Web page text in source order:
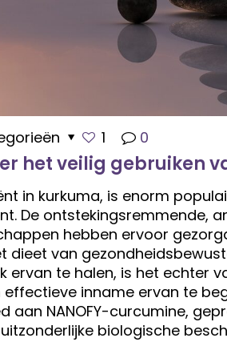
1 0
het veilig gebruiken
in kurkuma, is enorm
De ontstekingsremmende,
hebben ervoor
dieet van
ervan te halen, is het echter
inname ervan te
NANOFY-curcumine,
biologische